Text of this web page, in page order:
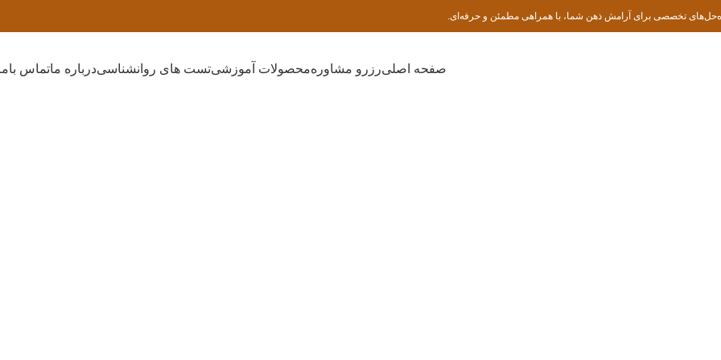
تخصصی برای آرامش ذهن شما، با همراهی مطمئن و حرفه‌ای.
صفحه اصلیرزرو مشاورهمحصولات آموزشیتست های روانشناسیدرباره ماتماس